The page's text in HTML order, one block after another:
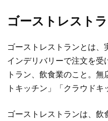
ゴーストレスト
ゴーストレストランとは
インデリバリーで注文を受
トラン、飲食業のこと。
トキッチン」「クラウドキ
ゴーストレストランは、飲